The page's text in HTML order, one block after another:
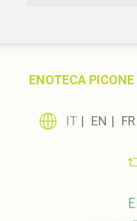
ENOTECA PICONE
IT EN FR